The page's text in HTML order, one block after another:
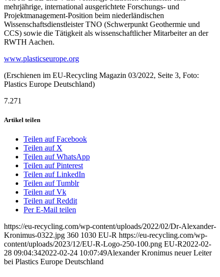
mehrjährige, international ausgerichtete Forschungs- und
Projektmanagement-Position beim niederländischen
Wissenschaftsdienstleister TNO (Schwerpunkt Geothermie und
CCS) sowie die Tätigkeit als wissenschaftlicher Mitarbeiter an der
RWTH Aachen.
www.plasticseurope.org
(Erschienen im EU-Recycling Magazin 03/2022, Seite 3, Foto:
Plastics Europe Deutschland)
7.271
Artikel teilen
Teilen auf Facebook
Teilen auf X
Teilen auf WhatsApp
Teilen auf Pinterest
Teilen auf LinkedIn
Teilen auf Tumblr
Teilen auf Vk
Teilen auf Reddit
Per E-Mail teilen
https://eu-recycling.com/wp-content/uploads/2022/02/Dr-Alexander-
Kronimus-0322.jpg 360 1030 EU-R https://eu-recycling.com/wp-
content/uploads/2023/12/EU-R-Logo-250-100.png EU-R2022-02-
28 09:04:342022-02-24 10:07:49Alexander Kronimus neuer Leiter
bei Plastics Europe Deutschland